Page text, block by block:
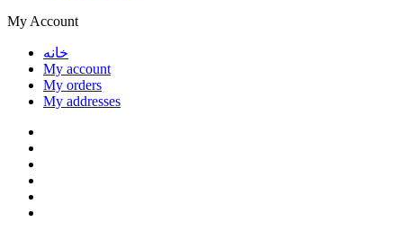
My Account
خانه
My account
My orders
My addresses